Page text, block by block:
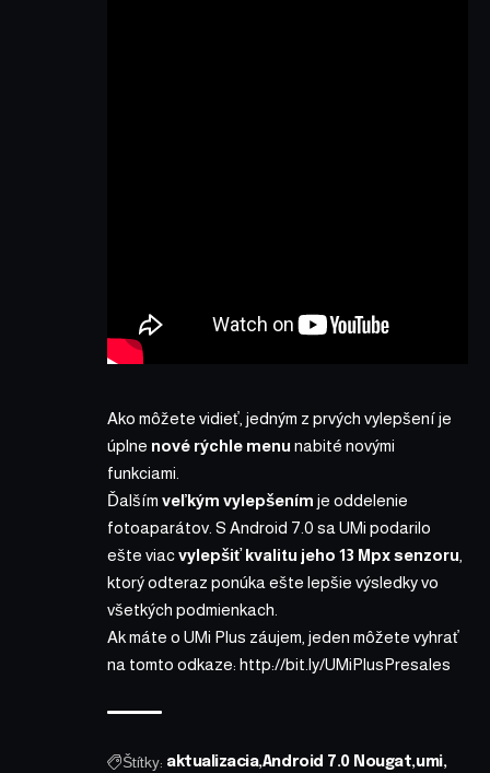
Ako môžete vidieť, jedným z prvých vylepšení je
úplne nové rýchle menu nabité novými
funkciami.
Ďalším veľkým vylepšením je oddelenie
fotoaparátov. S Android 7.0 sa UMi podarilo
ešte viacvylepšiť kvalitu jeho 13 Mpx senzoru
ktorý odteraz ponúka ešte lepšie výsledky vo
všetkých podmienkach.
Ak máte o UMi Plus záujem, jeden môžete vyhrať
na tomto odkaze: http://bit.ly/UMiPlusPresales
Štítky: aktualizacia Android 7.0 Nougat umi